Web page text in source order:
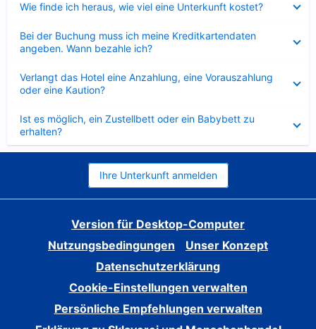
Wie finde ich heraus, wie viel eine Unterkunft kostet?
Bei der Buchung muss ich meine Kreditkartendaten
angeben. Wann bezahle ich?
Verlangt das Hotel eine Anzahlung, eine Vorauszahlung
oder eine Kaution?
Ist es möglich, ein Zustellbett oder ein Babybett zu
erhalten?
Ihre Unterkunft anmelden
Version für Desktop-Computer
Nutzungsbedingungen
Unser Konzept
Datenschutzerklärung
Cookie-Einstellungen verwalten
Persönliche Empfehlungen verwalten